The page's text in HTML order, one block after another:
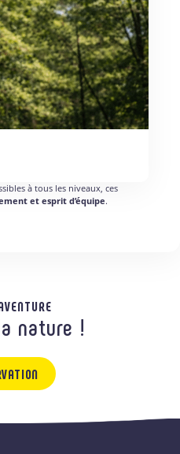
à tous les niveaux, ces
et esprit d’équipe.
nature !